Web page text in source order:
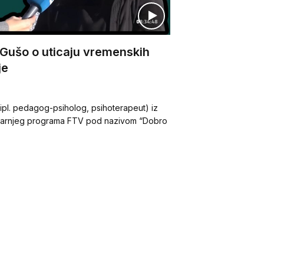
o uticaju vremenskih
pedagog-psiholog, psihoterapeut) iz
programa FTV pod nazivom “Dobro